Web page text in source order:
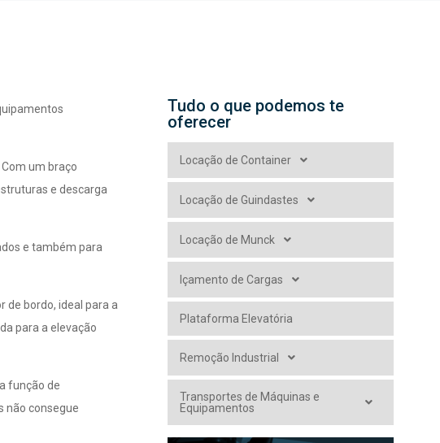
um braço
e descarga
e também para
de bordo, ideal para a
para a elevação
função de
não consegue
Tudo o que podemos te
oferecer
Locação de Container
Locação de Guindastes
Locação de Munck
Içamento de Cargas
Plataforma Elevatória
Remoção Industrial
Transportes de Máquinas e
Equipamentos